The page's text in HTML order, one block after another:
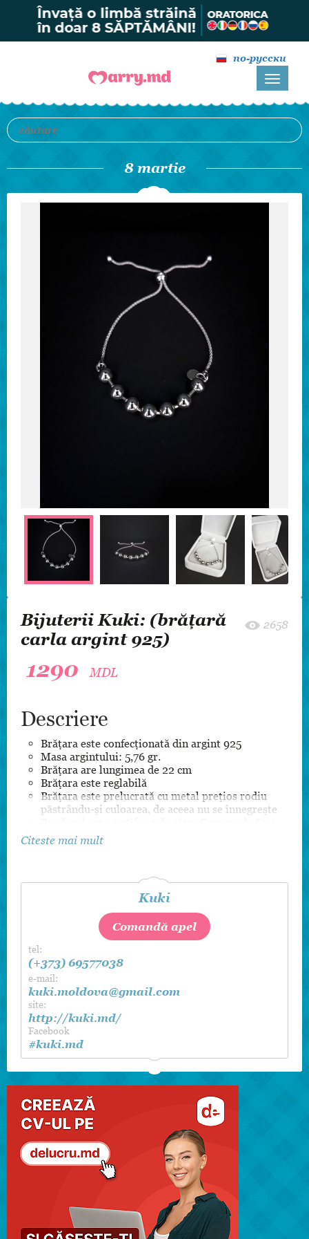
по-русски
8 martie
Bijuterii Kuki: (brățară
carla argint 925)
2658
1290 MDL
Descriere
Brățara este confecționată din argint 925
Masa argintului: 5,76 gr.
Brățara are lungimea de 22 cm
Brățara este reglabilă
Brățara este prelucrată cu metal prețios rodiu
păstrându-și culoarea, de aceea nu se înnegrește
pentru Supravegherea Marcării
Citeste mai mult
Kuki
Comandă apel
tel:
(+373) 69577038
e-mail:
kuki.moldova@gmail.com
site:
http://kuki.md/
Facebook
#kuki.md